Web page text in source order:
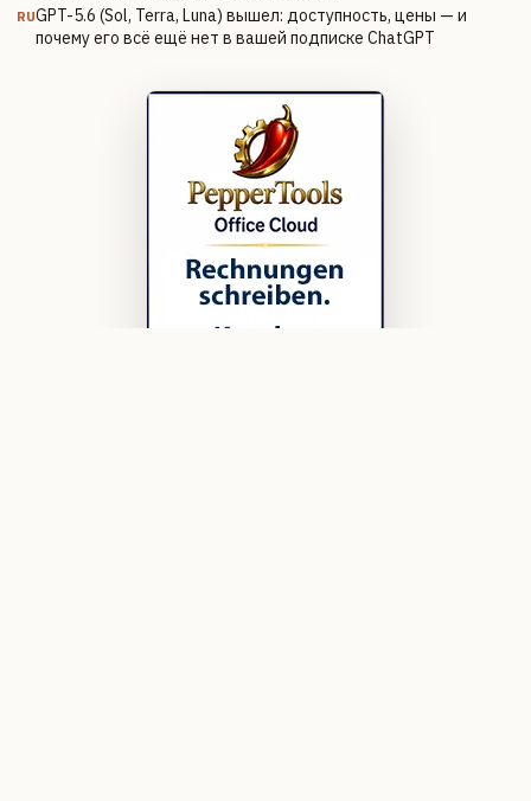
RUGPT-5.6 (Sol, Terra, Luna) вышел: доступность, цены — и
почему его всё ещё нет в вашей подписке ChatGPT